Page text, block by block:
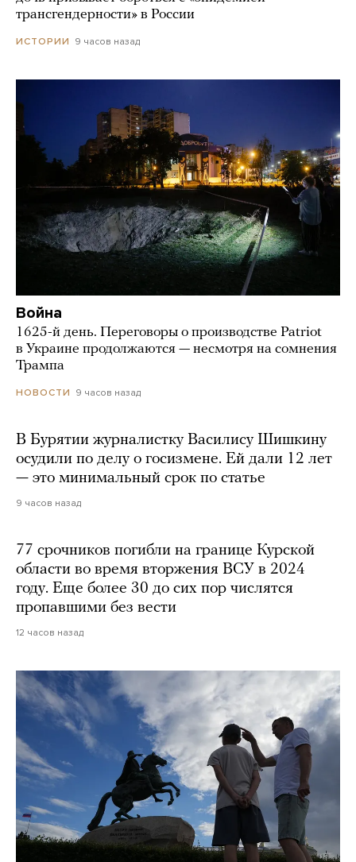
трансгендерности» в России
ИСТОРИИ 9 часов назад
Война
1625-й день. Переговоры о производстве Patriot
в Украине продолжаются — несмотря на сомнения
Трампа
НОВОСТИ 9 часов назад
В Бурятии журналистку Василису Шишкину
осудили по делу о госизмене. Ей дали 12 лет
— это минимальный срок по статье
9 часов назад
77 срочников погибли на границе Курской
области во время вторжения ВСУ в 2024
году. Еще более 30 до сих пор числятся
пропавшими без вести
12 часов назад